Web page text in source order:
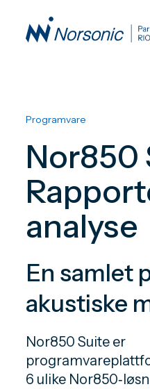
Programvare
Nor850
analyse
En samlet
akustiske
Nor850 Suite er
6 ulike